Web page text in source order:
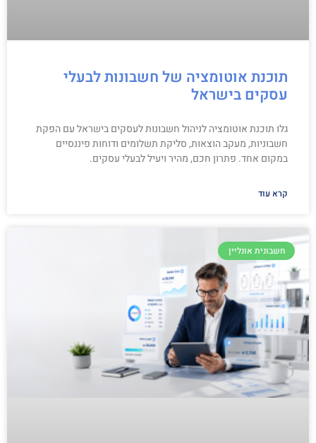
תוכנת אוטומציה של חשבונות לבעלי
עסקים בישראל
גלו תוכנת אוטומציה לניהול חשבונות לעסקים בישראל עם הפקת
חשבוניות, מעקב הוצאות, סליקת תשלומים ודוחות פיננסיים
במקום אחד. פתרון חכם, מהיר ויעיל לבעלי עסקים.
קרא עוד
חשבונית אונליין